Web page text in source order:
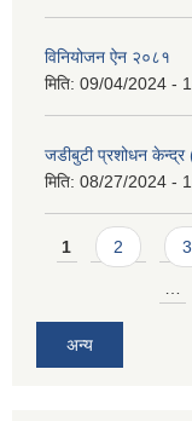
विनियोजन ऐन २०८१
मिति: 09/04/2024 -
जडीबुटी प्रशोधन केन्द्र
मिति: 08/27/2024 -
Pages
1 2 3
…
अन्य